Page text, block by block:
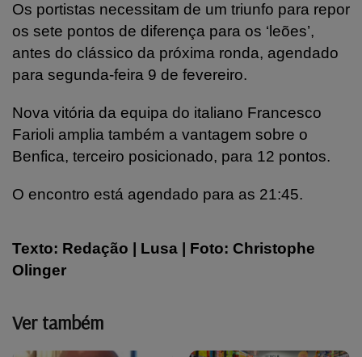
Os portistas necessitam de um triunfo para repor
os sete pontos de diferença para os ‘leões’,
antes do clássico da próxima ronda, agendado
para segunda-feira 9 de fevereiro.
Nova vitória da equipa do italiano Francesco
Farioli amplia também a vantagem sobre o
Benfica, terceiro posicionado, para 12 pontos.
O encontro está agendado para as 21:45.
Texto: Redação | Lusa | Foto: Christophe
Olinger
Ver também